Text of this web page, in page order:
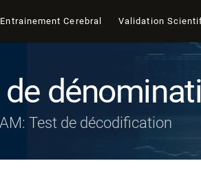
Entrainement Cerebral Validation
Test de décodification